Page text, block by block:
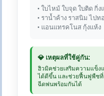
• ใบไหม้ ใบจุด ใบติด กิ่ง
• ราน้ำค้าง ราสนิม ไปท
• แอนแทรคโนส กุ้งแห้ง
💎 เหตุผลที่ใช้คู่กัน:
ฮิวมิคช่วยเสริมความแข็ง
ได้ดีขึ้น และช่วยฟื้นฟูพืชที่
ฉีดพ่นพร้อมกันได้